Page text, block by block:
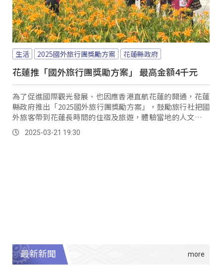
生活 2025國外旅行團獎勵方案 花蓮縣政府
花蓮推「國外旅行團獎勵方案」 最高金額4千元
為了促進國際觀光發展、也因應香港直航花蓮的開通，花蓮
縣政府推出「2025國外旅行團獎勵方案」，鼓勵旅行社把國
外旅客帶到花蓮長時間的住宿及旅遊，體驗當地的人文特色
美景。2025-03-21 19:30
最新新聞